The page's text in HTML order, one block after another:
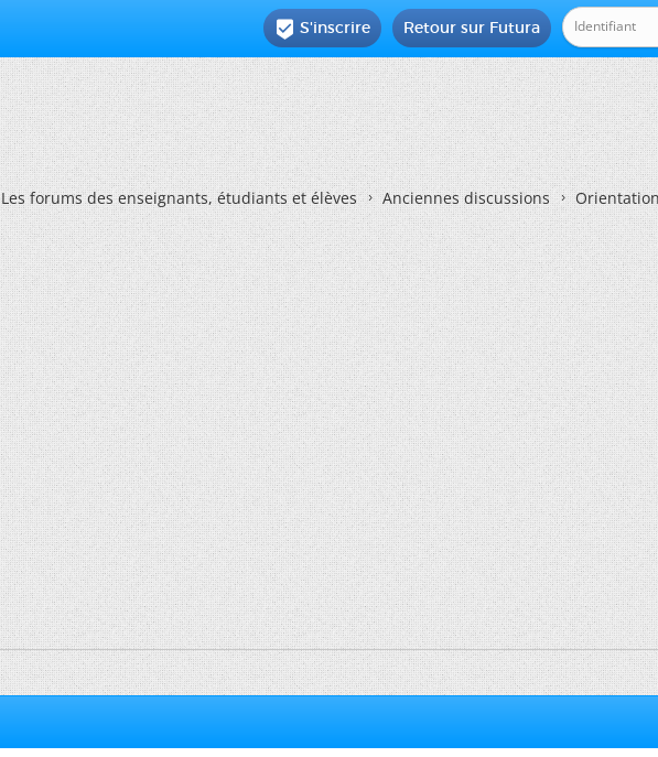
Retour sur Futura
 S'inscrire
Les forums des enseignants, étudiants et élèves Anciennes discussions